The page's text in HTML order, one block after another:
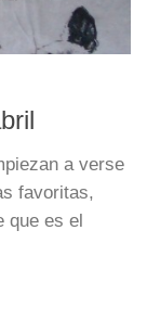
a verse
favoritas,
que es el